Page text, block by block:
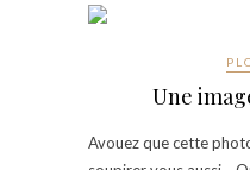
Une
Avouez que cette